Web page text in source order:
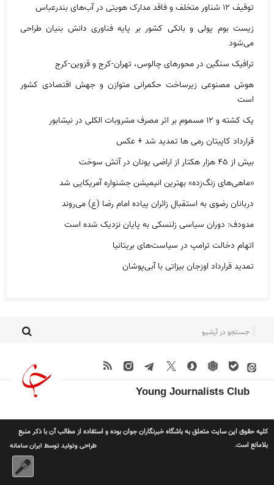
توقیف ۱۲ شناور متخلف و فاقد مدارک هویتی در آب‌های بندرعباس
زیست بوم پولی و بانکی کشور بر پایه فناوری دانش بنیان طراحی
می‌شود
ترافیک سنگین در محورهای چالوس، تهران-کرج و قزوین-کرج
هوش مصنوعی زیرساخت حکمرانی متوازن و جهش اقتصادی کشور
است
یک کشته و ۱۲ مسموم بر اثر مصرف مشروبات الکلی در نیشابور
قرارداد کاپیتان رمی ها تمدید شد + عکس
بیش از ۴۵ هزار هکتار از اراضی یونان در آتش سوخت
«ماهی‌های زنگ‌زده» بهترین انیمیشن جشنواره آمریکایی شد
دربانان رضوی به استقبال زائران پیاده امام رضا (ع) می‌روند
مدودف: دوران سیاسی زلنسکی به پایان نزدیک شده است
اتهام دخالت ترامپ در سیاست‌های بریتانیا
تمدید قرارداد اوزجان بیزاتی با آبی‌پوشان
Young Journalists Club
کلیه حقوق این سایت متعلق به باشگاه خبرنگاران جوان بوده و استفاده از مطالب آن با ذکر منبع
بلامانع است.
طراحی وتولید توسط ایران سامانه